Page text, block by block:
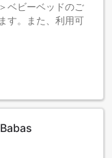
ベビーベッドのご
す。また、利用可
イプにより異なり
さい。